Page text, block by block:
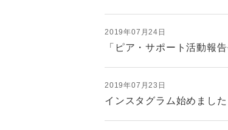
2019年07月24日
「ピア・サポート活動報
2019年07月23日
インスタグラム始めました